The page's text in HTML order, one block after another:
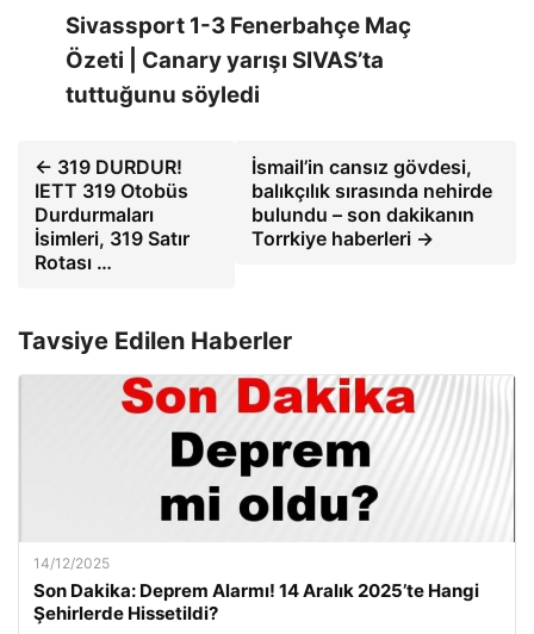
Sivassport 1-3 Fenerbahçe Maç
Özeti | Canary yarışı SIVAS’ta
tuttuğunu söyledi
← 319 DURDUR!
IETT 319 Otobüs
Durdurmaları
İsimleri, 319 Satır
Rotası …
İsmail’in cansız gövdesi,
balıkçılık sırasında nehirde
bulundu – son dakikanın
Torrkiye haberleri →
Tavsiye Edilen Haberler
14/12/2025
Son Dakika: Deprem Alarmı! 14 Aralık 2025’te Hangi
Şehirlerde Hissetildi?